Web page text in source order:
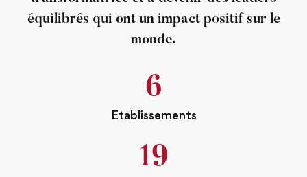
équilibrés qui ont un impact positif sur le
monde.
6
Etablissements
19